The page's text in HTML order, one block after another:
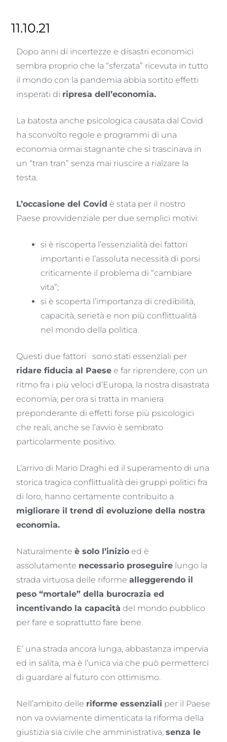
11.10.21
Dopo anni di incertezze e disastri economici
sembra proprio che la “sferzata” ricevuta in tutto
il mondo con la pandemia abbia sortito effetti
insperati di ripresa dell’economia.
La batosta anche psicologica causata dal Covid
ha sconvolto regole e programmi di una
economia ormai stagnante che si trascinava in
un “tran tran” senza mai riuscire a rialzare la
testa.
L’occasione del Covid è stata per il nostro
Paese provvidenziale per due semplici motivi:
si è riscoperta l’essenzialità dei fattori
importanti e l’assoluta necessità di porsi
criticamente il problema di “cambiare
vita”;
si è scoperta l’importanza di credibilità,
capacità, serietà e non più conflittualità
nel mondo della politica.
Questi due fattori sono stati essenziali per
ridare fiducia al Paese e far riprendere, con un
ritmo fra i più veloci d’Europa, la nostra disastrata
economia; per ora si tratta in maniera
preponderante di effetti forse più psicologici
che reali, anche se l’avvio è sembrato
particolarmente positivo.
L’arrivo di Mario Draghi ed il superamento di una
storica tragica conflittualità dei gruppi politici fra
di loro, hanno certamente contribuito a
migliorare il trend di evoluzione della nostra
economia.
Naturalmenteè solo l’inizio ed è
assolutamente necessario proseguire lungo la
strada virtuosa delle riformealleggerendo il
peso “mortale” della burocrazia ed
incentivando la capacità del mondo pubblico
per fare e soprattutto fare bene.
E’ una strada ancora lunga, abbastanza impervia
ed in salita, ma è l’unica via che può permetterci
di guardare al futuro con ottimismo.
Nell’ambito delle riforme essenziali per il Paese
non va ovviamente dimenticata la riforma della
giustizia sia civile che amministrativa,senza le